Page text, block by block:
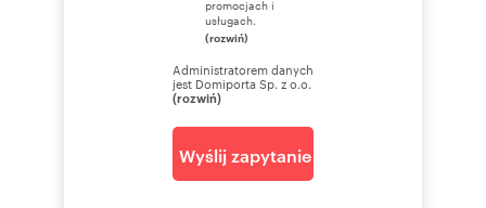
promocjach i
usługach.
(rozwiń)
Administratorem danych
jest Domiporta Sp. z o.o.
(rozwiń)
Wyślij zapytanie